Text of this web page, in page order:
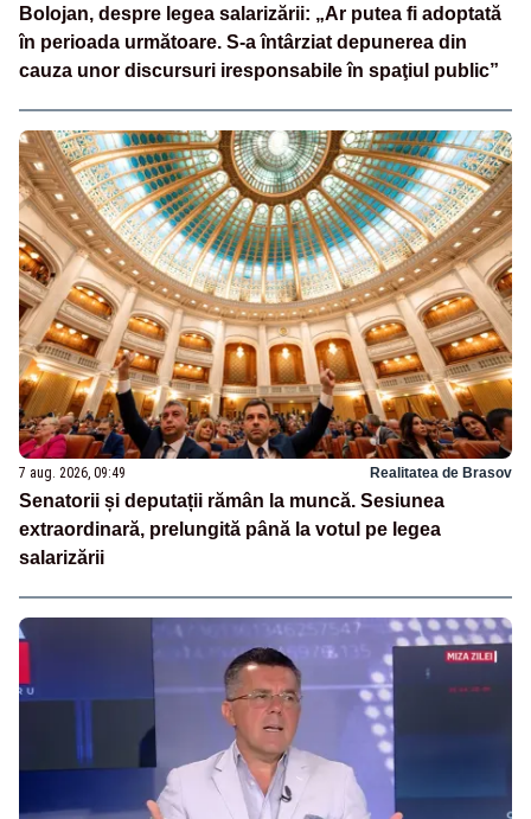
Bolojan, despre legea salarizării: „Ar putea fi adoptată
în perioada următoare. S-a întârziat depunerea din
cauza unor discursuri iresponsabile în spaţiul public”
7 aug. 2026, 09:49 Realitatea de Brasov
Senatorii și deputații rămân la muncă. Sesiunea
extraordinară, prelungită până la votul pe legea
salarizării